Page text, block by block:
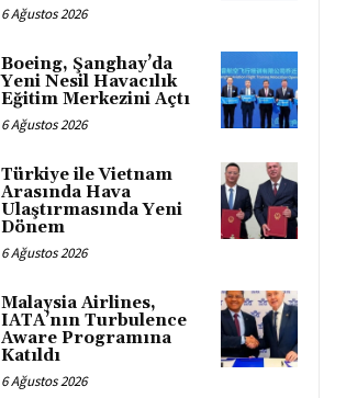
6 Ağustos 2026
Boeing, Şanghay’da
Yeni Nesil Havacılık
Eğitim Merkezini Açtı
6 Ağustos 2026
Türkiye ile Vietnam
Arasında Hava
Ulaştırmasında Yeni
Dönem
6 Ağustos 2026
Malaysia Airlines,
IATA’nın Turbulence
Aware Programına
Katıldı
6 Ağustos 2026